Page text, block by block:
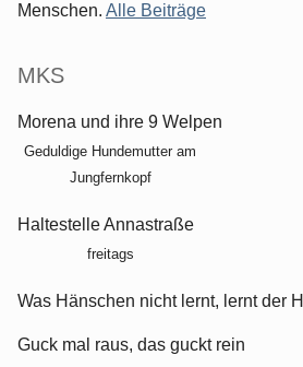
Menschen. Alle Beiträge
MKS
Morena und ihre 9 Welpen
Geduldige Hundemutter am
Jungfernkopf
Haltestelle Annastraße
freitags
Was Hänschen nicht lernt, lernt der
Guck mal raus, das guckt rein